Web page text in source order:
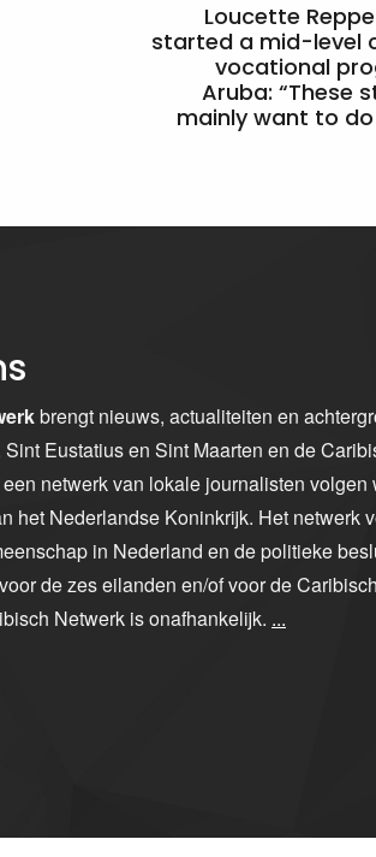
Loucette
started a mid-level
vocational
Aruba: “These
mainly want to
brengt nieuws, actualiteiten en
Eustatius en Sint Maarten en de
netwerk van lokale journalisten
het Nederlandse Koninkrijk. Het netwerk
in Nederland en de politieke
de zes eilanden en/of voor de
Netwerk is onafhankelijk. ...